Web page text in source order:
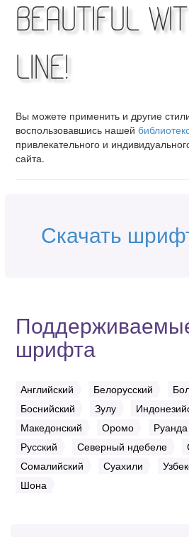
Beautiful
Line!
Вы можете применить и другие
воспользовавшись нашей
привлекательного и
сайта.
Скачать
шрифта
Английский Белорусский
Боснийский
Зулу
Македонский
Оромо Руанда
Русский
Северный ндебеле
Сомалийский
Суахили
Шона